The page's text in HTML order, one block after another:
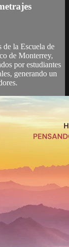
la Escuela de
de Monterrey,
por estudiantes
generando un